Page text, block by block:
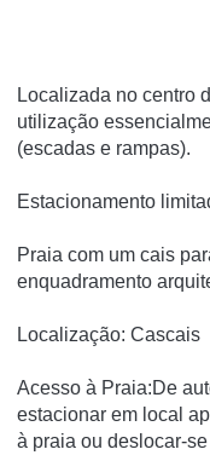
Localizada no centro
utilização
(escadas e rampas).
Estacionamento
Praia com um cais
enquadramento
Localização: Cascais
Acesso à Praia:De
estacionar em local
à praia ou deslocar-